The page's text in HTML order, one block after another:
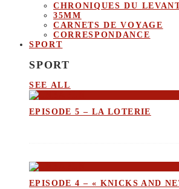
CHRONIQUES DU
35MM
CARNETS DE VOYAGE
CORRESPONDANCE
SPORT
SPORT
SEE ALL
EPISODE 5 – LA LOTERIE
EPISODE 4 – « KNICKS AND